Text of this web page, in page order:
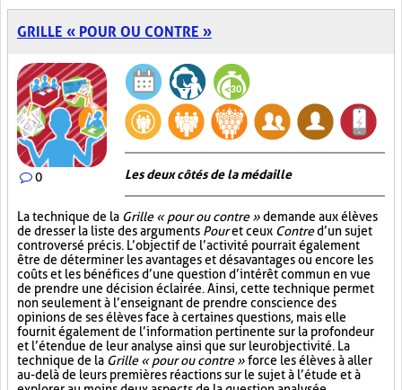
GRILLE « POUR OU CONTRE »
0 Les deux côtés de la médaille
La technique de la Grille « pour ou contre »demande aux élèves
de dresser la liste des arguments Pouret ceux Contred’un sujet
controversé précis. L’objectif de l’activité pourrait également
être de déterminer les avantages et désavantages ou encore les
coûts et les bénéfices d’une question d’intérêt commun en vue
de prendre une décision éclairée. Ainsi, cette technique permet
non seulement à l’enseignant de prendre conscience des
opinions de ses élèves face à certaines questions, mais elle
fournit également de l’information pertinente sur la profondeur
et l’étendue de leur analyse ainsi que sur leur objectivité. La
technique de la Grille « pour ou contre »force les élèves à aller
au-delà de leurs premières réactions sur le sujet à l’étude et à